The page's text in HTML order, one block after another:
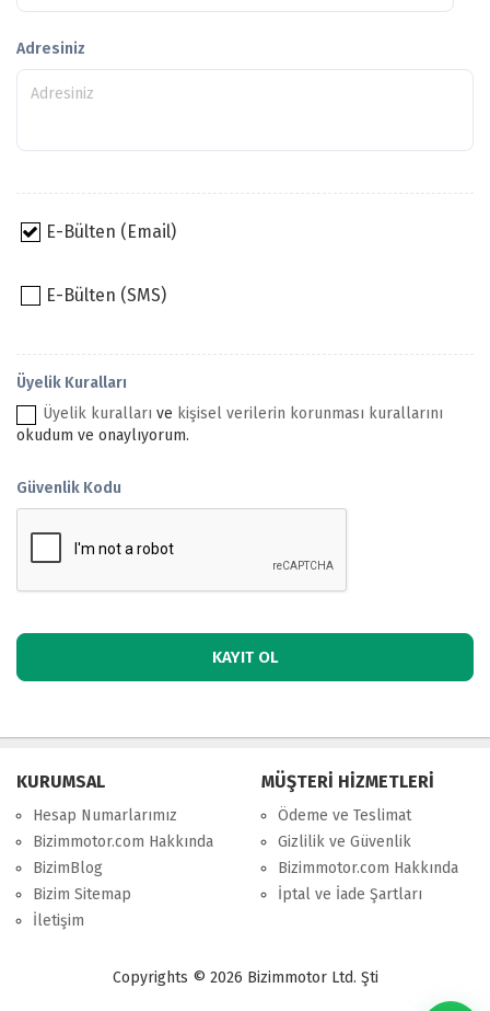
Adresiniz
E-Bülten (Email)
E-Bülten (SMS)
Üyelik Kuralları
Üyelik kuralları ve kişisel verilerin korunması kurallarını
okudum ve onaylıyorum.
Güvenlik Kodu
KURUMSAL
Hesap Numarlarımız
Bizimmotor.com Hakkında
BizimBlog
Bizim Sitemap
İletişim
MÜŞTERİ HİZMETLERİ
Ödeme ve Teslimat
Gizlilik ve Güvenlik
Bizimmotor.com Hakkında
İptal ve İade Şartları
Copyrights © 2026 Bizimmotor Ltd. Şti